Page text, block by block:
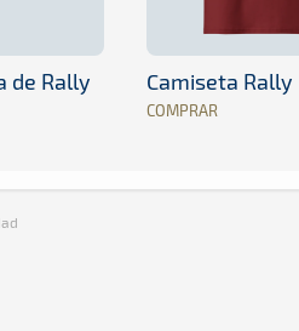
de Rally Camiseta Rally
COMPRAR